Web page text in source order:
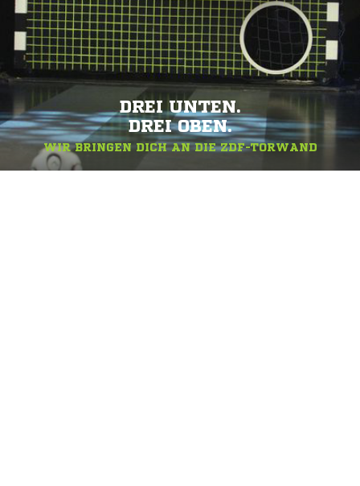
DREI UNTEN.
DREI OBEN.
WIR BRINGEN DICH AN DIE ZDF-TORWAND